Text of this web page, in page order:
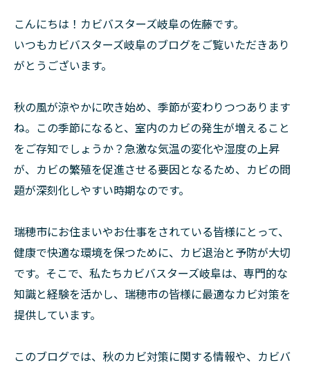
こんにちは！カビバスターズ岐阜の佐藤です。
いつもカビバスターズ岐阜のブログをご覧いただきあり
がとうございます。
秋の風が涼やかに吹き始め、季節が変わりつつあります
ね。この季節になると、室内のカビの発生が増えること
をご存知でしょうか？急激な気温の変化や湿度の上昇
が、カビの繁殖を促進させる要因となるため、カビの問
題が深刻化しやすい時期なのです。
瑞穂市にお住まいやお仕事をされている皆様にとって、
健康で快適な環境を保つために、カビ退治と予防が大切
です。そこで、私たちカビバスターズ岐阜は、専門的な
知識と経験を活かし、瑞穂市の皆様に最適なカビ対策を
提供しています。
このブログでは、秋のカビ対策に関する情報や、カビバ